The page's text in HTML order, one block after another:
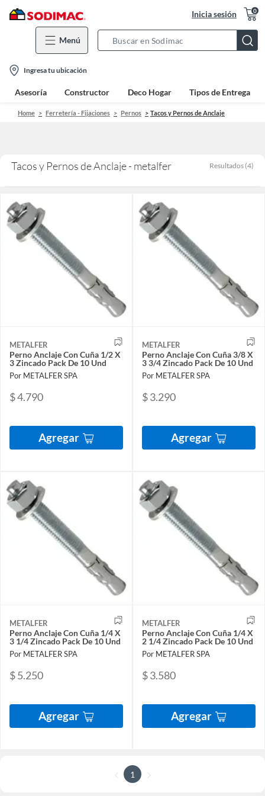
Inicia sesión 0
Menú
Bar
location-
icon
Ingresa tu ubicación
Asesoría Constructor Deco Hogar Tipos de Entrega
Home Ferretería - Fijaciones Pernos Tacos y Pernos de Anclaje
Tacos y Pernos de Anclaje - metalfer Resultados (4)
METALFER
Perno Anclaje Con Cuña 1/2 X
3 Zincado Pack De 10 Und
Por METALFER SPA
$ 4.790
Agregar
METALFER
Perno Anclaje Con Cuña 3/8 X
3 3/4 Zincado Pack De 10 Und
Por METALFER SPA
$ 3.290
Agregar
METALFER
Perno Anclaje Con Cuña 1/4 X
3 1/4 Zincado Pack De 10 Und
Por METALFER SPA
$ 5.250
Agregar
METALFER
Perno Anclaje Con Cuña 1/4 X
2 1/4 Zincado Pack De 10 Und
Por METALFER SPA
$ 3.580
Agregar
1